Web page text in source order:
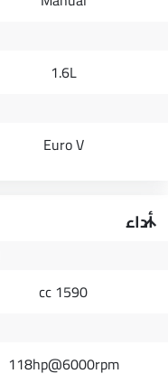
1.6L
Euro V
أداء
1590 cc
118hp@6000rpm